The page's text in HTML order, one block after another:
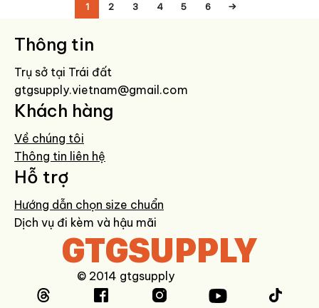
1 2 3 4 5 6 →
Thông tin
Trụ sở tại Trái đất
gtgsupply.vietnam@gmail.com
Khách hàng
Về chúng tôi
Thông tin liên hệ
Hỗ trợ
Hướng dẫn chọn size chuẩn
Dịch vụ đi kèm và hậu mãi
GTGSUPPLY
© 2014 gtgsupply